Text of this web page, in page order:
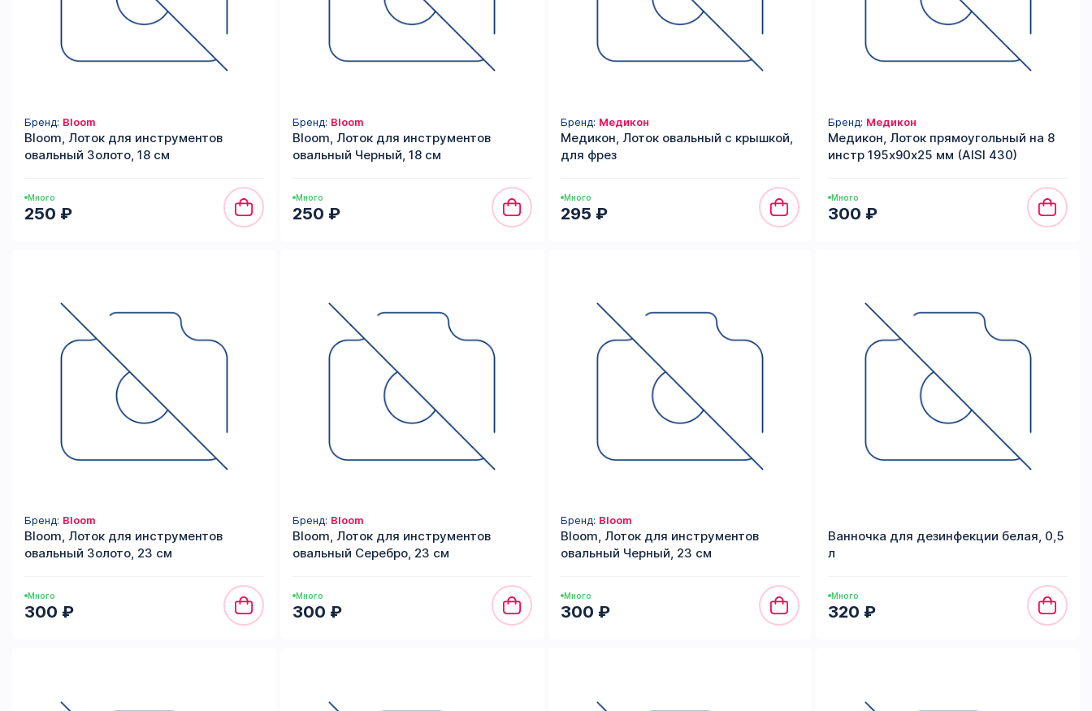
Бренд: Bloom
Bloom, Лоток для инструментов
овальный Золото, 18 см
Много
250 ₽
Бренд: Bloom
Bloom, Лоток для инструментов
овальный Черный, 18 см
Много
250 ₽
Бренд: Медикон
Медикон, Лоток овальный с крышкой,
для фрез
Много
295 ₽
Бренд: Медикон
Медикон, Лоток прямоугольный на 8
инстр 195х90х25 мм (AISI 430)
Много
300 ₽
Бренд: Bloom
Bloom, Лоток для инструментов
овальный Золото, 23 см
Много
300 ₽
Бренд: Bloom
Bloom, Лоток для инструментов
овальный Серебро, 23 см
Много
300 ₽
Бренд: Bloom
Bloom, Лоток для инструментов
овальный Черный, 23 см
Много
300 ₽
Ванночка для дезинфекции белая, 0,5
л
Много
320 ₽